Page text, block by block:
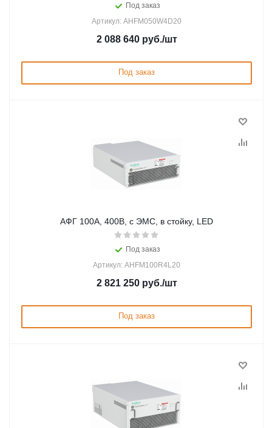
Под заказ
Артикул: AHFM050W4D20
2 088 640руб./шт
Под заказ
АФГ 100А, 400В, с ЭМС, в стойку, LED
Под заказ
Артикул: AHFM100R4L20
2 821 250руб./шт
Под заказ